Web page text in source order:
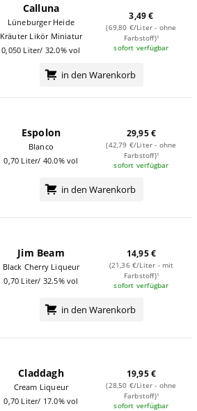
Calluna
Lüneburger Heide
Kräuter Likör Miniatur
0,050 Liter/ 32.0% vol
3,49 €
(69,80 €/Liter - ohne
Farbstoff)¹
sofort verfügbar
in den Warenkorb
Espolon
Blanco
0,70 Liter/ 40.0% vol
29,95 €
(42,79 €/Liter - ohne
Farbstoff)¹
sofort verfügbar
in den Warenkorb
Jim Beam
Black Cherry Liqueur
0,70 Liter/ 32.5% vol
14,95 €
(21,36 €/Liter - mit
Farbstoff)¹
sofort verfügbar
in den Warenkorb
Claddagh
Cream Liqueur
0,70 Liter/ 17.0% vol
19,95 €
(28,50 €/Liter - ohne
Farbstoff)¹
sofort verfügbar